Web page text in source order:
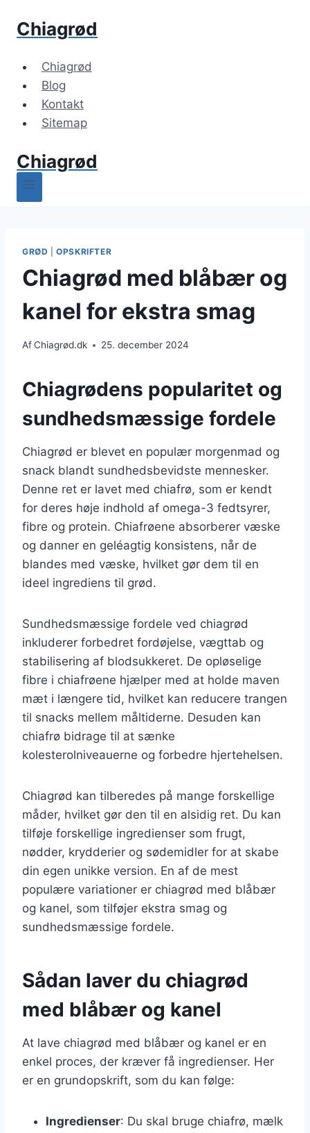
Chiagrød
Chiagrød
Blog
Kontakt
Sitemap
Chiagrød
GRØD |OPSKRIFTER
Chiagrød med blåbær og
kanel for ekstra smag
AfChiagrød.dk 25. december 2024
Chiagrødens popularitet og
sundhedsmæssige fordele
Chiagrød er blevet en populær morgenmad og
snack blandt sundhedsbevidste mennesker.
Denne ret er lavet med chiafrø, som er kendt
for deres høje indhold af omega-3 fedtsyrer,
fibre og protein. Chiafrøene absorberer væske
og danner en geléagtig konsistens, når de
blandes med væske, hvilket gør dem til en
ideel ingrediens til grød.
Sundhedsmæssige fordele ved chiagrød
inkluderer forbedret fordøjelse, vægttab og
stabilisering af blodsukkeret. De opløselige
fibre i chiafrøene hjælper med at holde maven
mæt i længere tid, hvilket kan reducere trangen
til snacks mellem måltiderne. Desuden kan
chiafrø bidrage til at sænke
kolesterolniveauerne og forbedre hjertehelsen.
Chiagrød kan tilberedes på mange forskellige
måder, hvilket gør den til en alsidig ret. Du kan
tilføje forskellige ingredienser som frugt,
nødder, krydderier og sødemidler for at skabe
din egen unikke version. En af de mest
populære variationer er chiagrød med blåbær
og kanel, som tilføjer ekstra smag og
sundhedsmæssige fordele.
Sådan laver du chiagrød
med blåbær og kanel
At lave chiagrød med blåbær og kanel er en
enkel proces, der kræver få ingredienser. Her
er en grundopskrift, som du kan følge:
Ingredienser: Du skal bruge chiafrø, mælk